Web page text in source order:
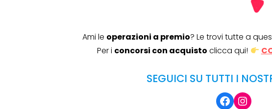
Ami le operazioni a premio? Le trovi tutte a
Per i concorsi con acquisto clicca qui!
SEGUICI SU TUTTI I
Facebook